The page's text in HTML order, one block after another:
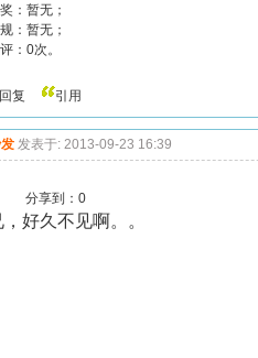
：暂无；
：暂无；
：0次。
回复 引用
发表于: 2013-09-23 16:39
分享到： 0
，好久不见啊。。